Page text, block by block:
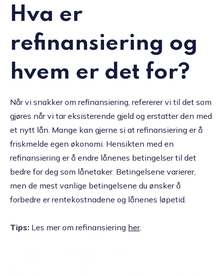
Hva er
refinansiering og
hvem er det for?
Når vi snakker om refinansiering, refererer vi til det som
gjøres når vi tar eksisterende gjeld og erstatter den med
et nytt lån. Mange kan gjerne si at refinansiering er å
friskmelde egen økonomi. Hensikten med en
refinansiering er å endre lånenes betingelser til det
bedre for deg som lånetaker. Betingelsene varierer,
men de mest vanlige betingelsene du ønsker å
forbedre er rentekostnadene og lånenes løpetid.
Tips: Les mer om refinansiering her.